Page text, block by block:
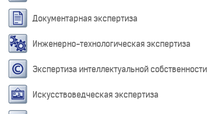
Документарная экспертиза
Инженерно-технологическая экспертиза
Экспертиза интеллектуальной собственности
Искусствоведческая экспертиза